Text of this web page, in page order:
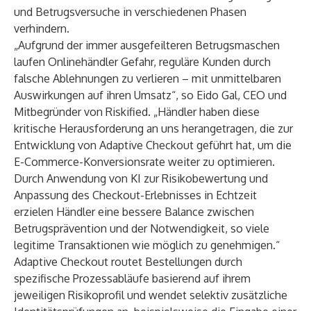
und Betrugsversuche in verschiedenen Phasen
verhindern.
„Aufgrund der immer ausgefeilteren Betrugsmaschen
laufen Onlinehändler Gefahr, reguläre Kunden durch
falsche Ablehnungen zu verlieren – mit unmittelbaren
Auswirkungen auf ihren Umsatz“, so Eido Gal, CEO und
Mitbegründer von Riskified. „Händler haben diese
kritische Herausforderung an uns herangetragen, die zur
Entwicklung von Adaptive Checkout geführt hat, um die
E-Commerce-Konversionsrate weiter zu optimieren.
Durch Anwendung von KI zur Risikobewertung und
Anpassung des Checkout-Erlebnisses in Echtzeit
erzielen Händler eine bessere Balance zwischen
Betrugsprävention und der Notwendigkeit, so viele
legitime Transaktionen wie möglich zu genehmigen.“
Adaptive Checkout routet Bestellungen durch
spezifische Prozessabläufe basierend auf ihrem
jeweiligen Risikoprofil und wendet selektiv zusätzliche